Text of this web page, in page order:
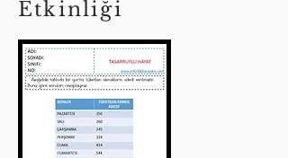
Etkinliği